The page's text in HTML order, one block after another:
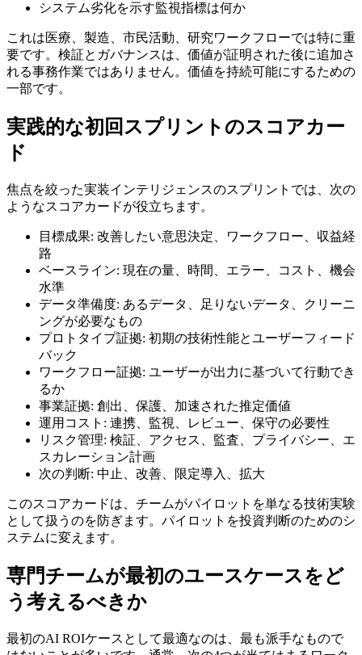
システム劣化を示す監視指標は何か
これは医療、製造、市民活動、研究ワークフローでは特に重
要です。検証とガバナンスは、価値が証明された後に追加さ
れる事務作業ではありません。価値を持続可能にするための
一部です。
実践的な初回スプリントのスコアカー
ド
焦点を絞った実装インテリジェンスのスプリントでは、次の
ようなスコアカードが役立ちます。
目標成果: 改善したい意思決定、ワークフロー、収益経
路
ベースライン: 現在の量、時間、エラー、コスト、機会
水準
データ準備度: あるデータ、足りないデータ、クリーニ
ングが必要なもの
プロトタイプ証拠: 初期の技術性能とユーザーフィード
バック
ワークフロー証拠: ユーザーが出力に基づいて行動でき
るか
事業証拠: 創出、保護、加速された推定価値
運用コスト: 連携、監視、レビュー、保守の必要性
リスク管理: 検証、アクセス、監査、プライバシー、エ
スカレーション計画
次の判断: 中止、改善、限定導入、拡大
このスコアカードは、チームがパイロットを単なる技術実験
として扱うのを防ぎます。パイロットを投資判断のためのシ
ステムに変えます。
専門チームが最初のユースケースをど
う考えるべきか
最初のAI ROIケースとして最適なのは、最も派手なもので